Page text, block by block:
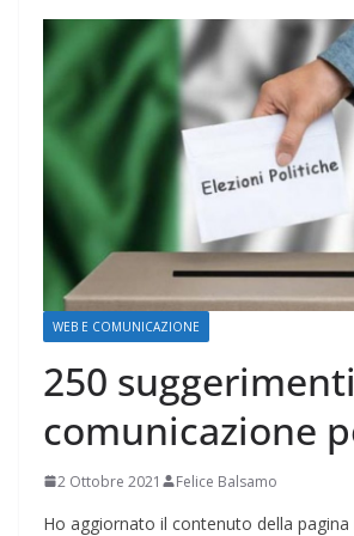
WEB E COMUNICAZIONE
250
comunicazione
2 Ottobre 2021 Felice Balsamo
Ho aggiornato il contenuto della pagina